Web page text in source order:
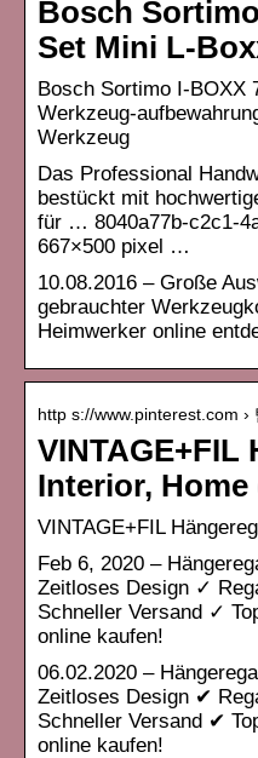
Bosch
Set Mini L-
Bosch Sortimo I-BOXX
Werkzeug-
Werkzeug
Das Professional
bestückt mit
für … 8040a77b-c2c1-
667×500 pixel …
10.08.2016 – Große
gebrauchter
Heimwerker online
http s://www.pinterest.com ›
VINTAGE+FIL
Interior, Home
VINTAGE+FIL
Feb 6, 2020 –
Zeitloses Design ✓
Schneller Versand ✓
online kaufen!
06.02.2020 –
Zeitloses Design ✔
Schneller Versand ✔
online kaufen!